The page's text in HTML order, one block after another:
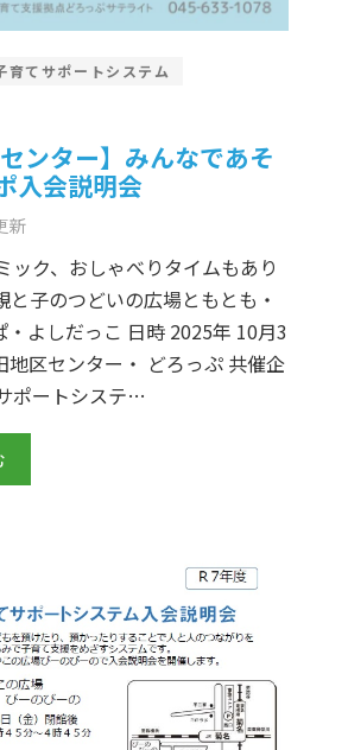
育てサポートシステム
センター】みんなであそ
入会説明会
新
ック、おしゃべりタイムもあり
と子のつどいの広場ともとも・
・よしだっこ 日時 2025年 10月3
地区センター・ どろっぷ 共催企
ポートシステ…